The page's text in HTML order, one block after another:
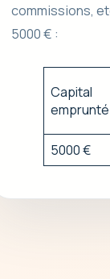
commissions,
5000 € :
Capital
emprunté
5000 €